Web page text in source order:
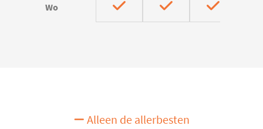
Wo
Alleen de allerbesten